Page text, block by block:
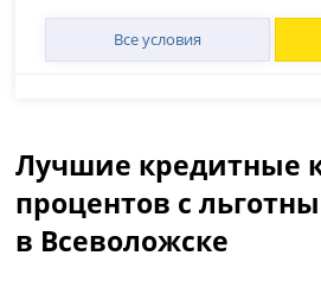
Все условия
Лучшие кредитные
процентов с
в Всеволожске